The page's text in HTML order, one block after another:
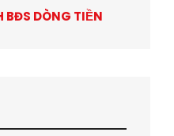
BĐS DÒNG TIỀN